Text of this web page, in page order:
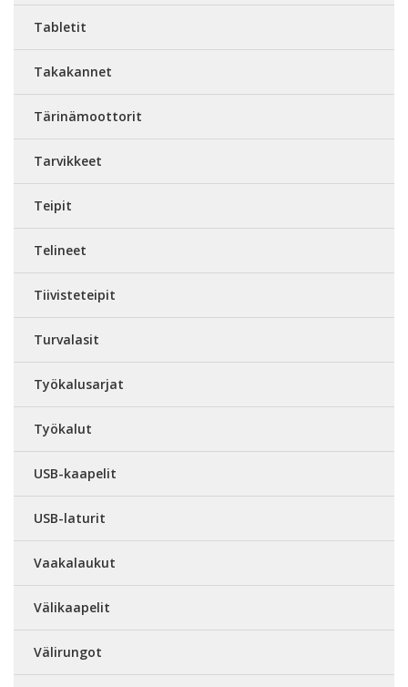
Tabletit
Takakannet
Tärinämoottorit
Tarvikkeet
Teipit
Telineet
Tiivisteteipit
Turvalasit
Työkalusarjat
Työkalut
USB-kaapelit
USB-laturit
Vaakalaukut
Välikaapelit
Välirungot